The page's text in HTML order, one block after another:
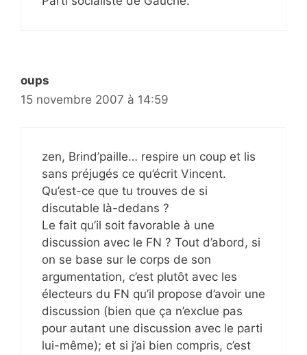
oups
15 novembre 2007 à 14:59
zen, Brind’paille… respire un coup et lis
sans préjugés ce qu’écrit Vincent.
Qu’est-ce que tu trouves de si
discutable là-dedans ?
Le fait qu’il soit favorable à une
discussion avec le FN ? Tout d’abord, si
on se base sur le corps de son
argumentation, c’est plutôt avec les
électeurs du FN qu’il propose d’avoir une
discussion (bien que ça n’exclue pas
pour autant une discussion avec le parti
lui-même); et si j’ai bien compris, c’est